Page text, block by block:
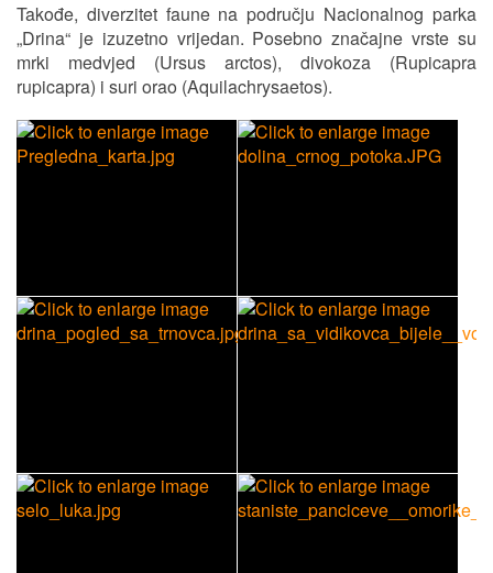
Takođe, diverzitet faune na području Nacionalnog parka
„Drina“ je izuzetno vrijedan. Posebno značajne vrste su
mrki medvjed (Ursus arctos), divokoza (Rupicapra
rupicapra) i suri orao (Aquilachrysaetos).